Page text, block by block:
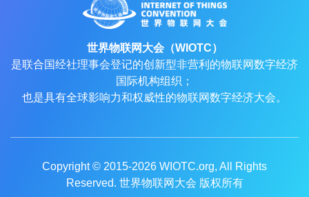
世界物联网大会（WIOTC）
是联合国经社理事会登记的创新型非营利的物联网数字经济
国际机构组织；
也是具有全球影响力和权威性的物联网数字经济大会。
Copyright © 2015-2026 WIOTC.org, All Rights
Reserved. 世界物联网大会 版权所有